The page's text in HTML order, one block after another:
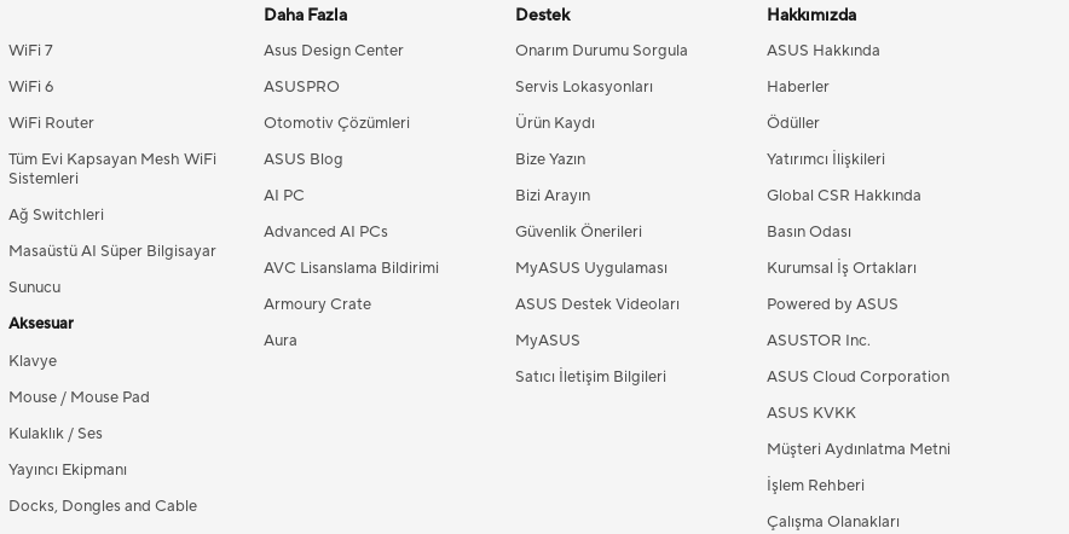
WiFi 7
WiFi 6
WiFi Router
Tüm Evi Kapsayan Mesh WiFi
Sistemleri
Ağ Switchleri
Masaüstü AI Süper Bilgisayar
Sunucu
Aksesuar
Klavye
Mouse / Mouse Pad
Kulaklık / Ses
Yayıncı Ekipmanı
Docks, Dongles and Cable
Daha Fazla
Asus Design Center
ASUSPRO
Otomotiv Çözümleri
ASUS Blog
AI PC
Advanced AI PCs
AVC Lisanslama Bildirimi
Armoury Crate
Aura
Destek
Onarım Durumu Sorgula
Servis Lokasyonları
Ürün Kaydı
Bize Yazın
Bizi Arayın
Güvenlik Önerileri
MyASUS Uygulaması
ASUS Destek Videoları
MyASUS
Satıcı İletişim Bilgileri
Hakkımızda
ASUS Hakkında
Haberler
Ödüller
Yatırımcı İlişkileri
Global CSR Hakkında
Basın Odası
Kurumsal İş Ortakları
Powered by ASUS
ASUSTOR Inc.
ASUS Cloud Corporation
ASUS KVKK
Müşteri Aydınlatma Metni
İşlem Rehberi
Çalışma Olanakları